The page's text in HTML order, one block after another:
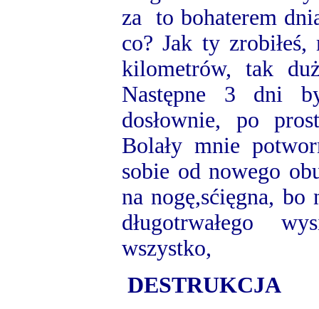
za to bohaterem
co? Jak ty
kilometrów, tak
Następne 3 dni
dosłownie, po
Bolały mnie
sobie od nowego
na nogę,sćięgna,
długotrwałego
wszystko,
DESTRUKCJA